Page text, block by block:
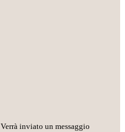
Verrà inviato un messaggio